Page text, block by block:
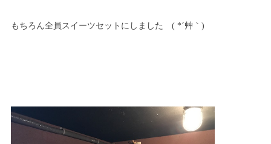
もちろん全員スイーツセットにしました ( *´艸｀)